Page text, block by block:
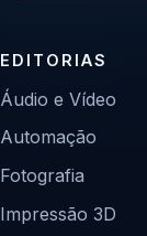
EDITORIAS
Áudio e Vídeo
Automação
Fotografia
Impressão 3D